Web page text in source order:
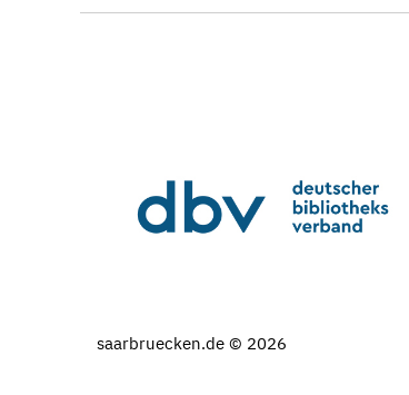
saarbruecken.de © 2026